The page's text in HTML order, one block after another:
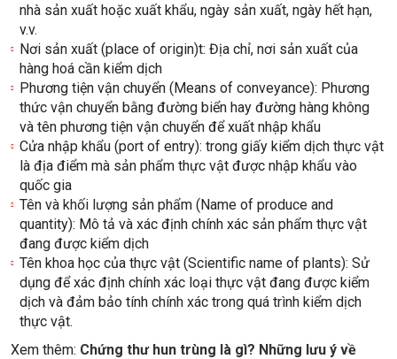
nhà sản xuất hoặc xuất khẩu, ngày sản xuất, ngày hết hạn,
v.v.
Nơi sản xuất (place of origin)t: Địa chỉ, nơi sản xuất của
hàng hoá cần kiểm dịch
Phương tiện vận chuyển (Means of conveyance): Phương
thức vận chuyển bằng đường biển hay đường hàng không
và tên phương tiện vận chuyển để xuất nhập khẩu
Cửa nhập khẩu (port of entry): trong giấy kiểm dịch thực vật
là địa điểm mà sản phẩm thực vật được nhập khẩu vào
quốc gia
Tên và khối lượng sản phẩm (Name of produce and
quantity): Mô tả và xác định chính xác sản phẩm thực vật
đang được kiểm dịch
Tên khoa học của thực vật (Scientific name of plants): Sử
dụng để xác định chính xác loại thực vật đang được kiểm
dịch và đảm bảo tính chính xác trong quá trình kiểm dịch
thực vật.
Xem thêm: Chứng thư hun trùng là gì? Những lưu ý về